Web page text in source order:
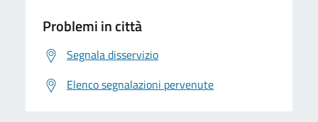
Problemi in città
Segnala disservizio
Elenco segnalazioni pervenute